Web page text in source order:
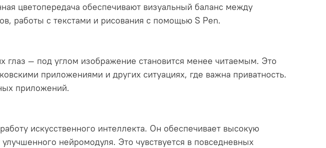
цветопередача обеспечивают визуальный баланс между
работы с текстами и рисования с помощью S Pen.
глаз — под углом изображение становится менее читаемым. Это
приложениями и других ситуациях, где важна приватность.
приложений.
искусственного интеллекта. Он обеспечивает высокую
нейромодуля. Это чувствуется в повседневных